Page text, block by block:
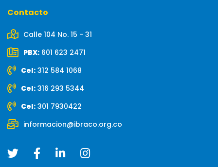
Contacto
Calle 104 No. 15 - 31
PBX: 601 623 2471
Cel: 312 584 1068
Cel: 316 293 5344
Cel: 301 7930422
informacion@ibraco.org.co